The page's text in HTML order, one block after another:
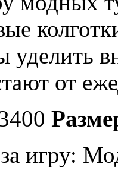
уделить
от
игру: